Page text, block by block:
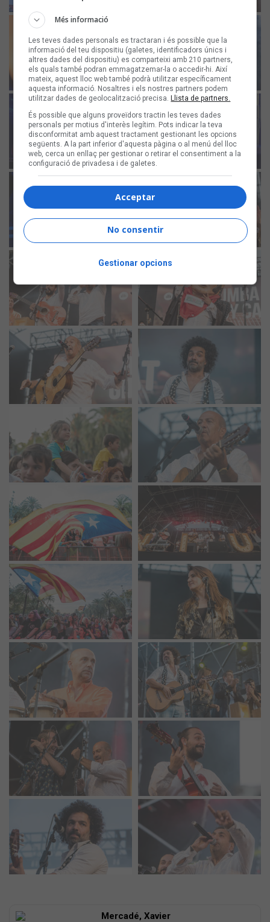
Mercadé, Xavier
Més informació
Les teves dades personals es tractaran i és possible que la
informació del teu dispositiu (galetes, identificadors únics i
altres dades del dispositiu) es comparteixi amb 210 partners,
els quals també podran emmagatzemar-la o accedir-hi. Així
mateix, aquest lloc web també podrà utilitzar específicament
aquesta informació. Nosaltres i els nostres partners podem
utilitzar dades de geolocalització precisa. Llista de partners.
És possible que alguns proveïdors tractin les teves dades
personals per motius d'interès legítim. Pots indicar la teva
disconformitat amb aquest tractament gestionant les opcions
següents. A la part inferior d'aquesta pàgina o al menú del lloc
web, cerca un enllaç per gestionar o retirar el consentiment a la
configuració de privadesa i de galetes.
Acceptar
No consentir
Gestionar opcions